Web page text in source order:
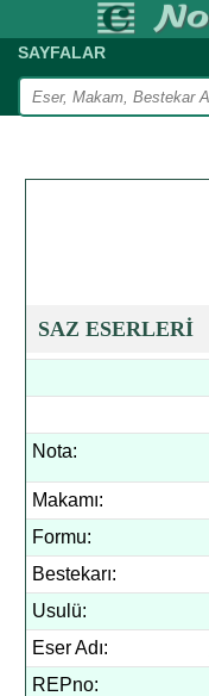
SAYFALAR
SAZ ESERLERİ
Nota:
Makamı:
Formu:
Bestekarı:
Usulü:
Eser Adı:
REPno: